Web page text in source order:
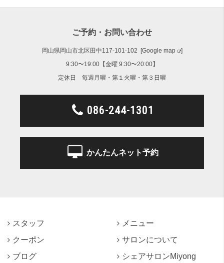
ご予約・お問い合わせ
岡山県岡山市北区田中117-101-102 [Google map
]
9:30〜19:00【金曜 9:30〜20:00】
定休日 毎週月曜・第１火曜・第３日曜
086-244-1301
かんたんネット予約
スタッフ
メニュー
クーポン
サロンについて
ブログ
シェアサロンMiyong